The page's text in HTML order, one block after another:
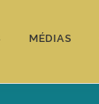
MÉDIAS